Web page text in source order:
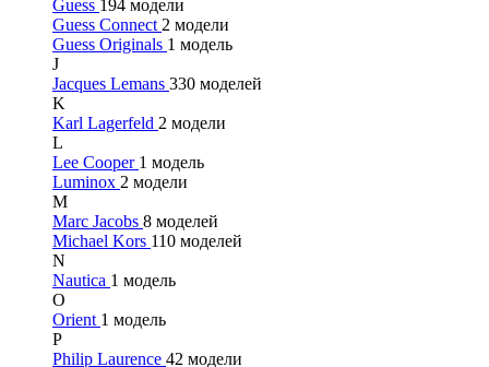
Guess 194 модели
Guess Connect 2 модели
Guess Originals 1 модель
J
Jacques Lemans 330 моделей
K
Karl Lagerfeld 2 модели
L
Lee Cooper 1 модель
Luminox 2 модели
M
Marc Jacobs 8 моделей
Michael Kors 110 моделей
N
Nautica 1 модель
O
Orient 1 модель
P
Philip Laurence 42 модели